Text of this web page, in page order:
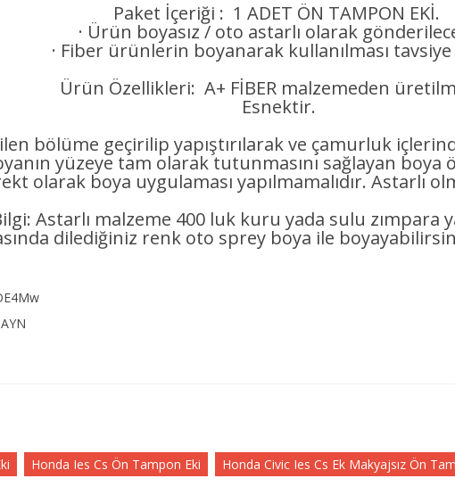
Paket İçeriği : 1 ADET ÖN TAMPON EKİ.
· Ürün boyasız / oto astarlı olarak
· Fiber ürünlerin boyanarak kullanılması
Ürün Özellikleri: A+ FİBER malzemeden
Esnektir.
bölüme geçirilip yapıştırılarak ve çamurluk
yüzeye tam olarak tutunmasını sağlayan boya
olarak boya uygulaması yapılmamalıdır. Astarlı
Astarlı malzeme 400 luk kuru yada sulu zımpara
dilediğiniz renk oto sprey boya ile
Honda Ies Cs Ön Tampon Eki Honda Civic Ies Cs Ek Makyajsız Ön